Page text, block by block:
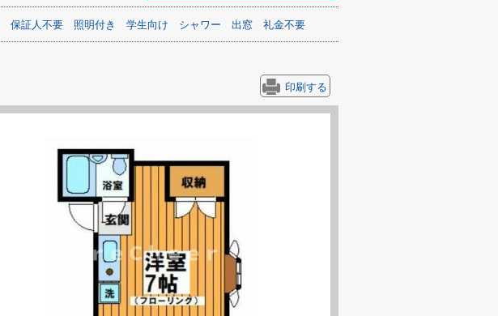
保証人不要 照明付き 学生向け シャワー 出窓 礼金不要
印刷する